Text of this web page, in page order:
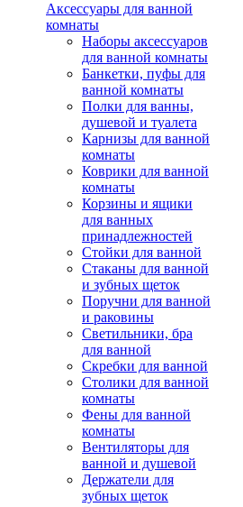
Аксессуары для ванной
комнаты
Наборы аксессуаров
для ванной комнаты
Банкетки, пуфы для
ванной комнаты
Полки для ванны,
душевой и туалета
Карнизы для ванной
комнаты
Коврики для ванной
комнаты
Корзины и ящики
для ванных
принадлежностей
Стойки для ванной
Стаканы для ванной
и зубных щеток
Поручни для ванной
и раковины
Светильники, бра
для ванной
Скребки для ванной
Столики для ванной
комнаты
Фены для ванной
комнаты
Вентиляторы для
ванной и душевой
Держатели для
зубных щеток